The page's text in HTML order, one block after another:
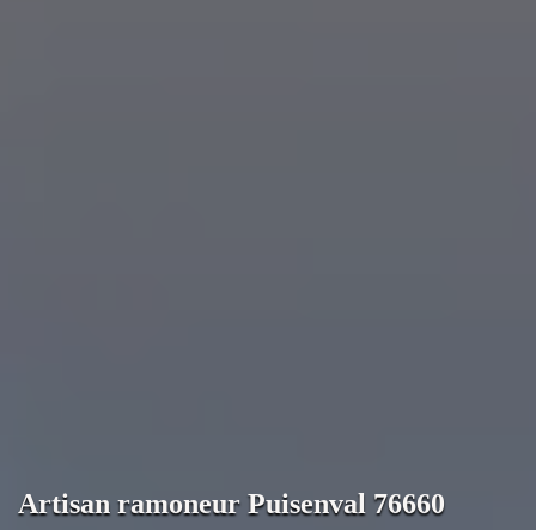
Artisan ramoneur Puisenval 76660